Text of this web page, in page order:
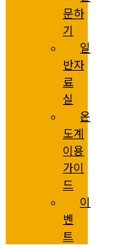
문하
기
일
반자
료
실
온
도계
이용
가이
드
이
벤
트